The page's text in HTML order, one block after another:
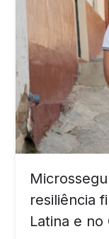
resiliência
Latina e no